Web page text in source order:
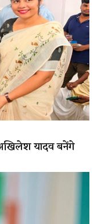
यादव बनेंगे